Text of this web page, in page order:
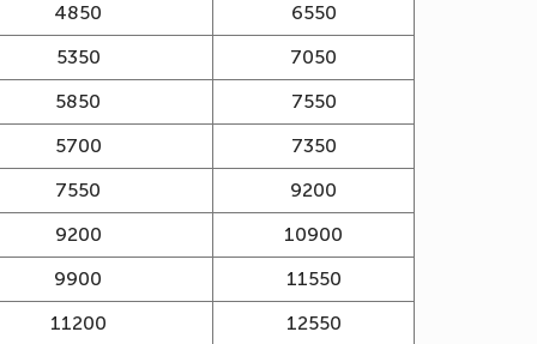
4850
6550
5350
7050
5850
7550
5700
7350
7550
9200
9200
10900
9900
11550
11200
12550